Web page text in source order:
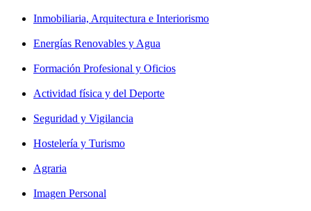
Inmobiliaria, Arquitectura e Interiorismo
Energías Renovables y Agua
Formación Profesional y Oficios
Actividad física y del Deporte
Seguridad y Vigilancia
Hostelería y Turismo
Agraria
Imagen Personal